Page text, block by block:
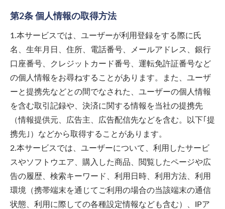
第2条 個人情報の取得方法
1.本サービスでは、ユーザーが利用登録をする際に氏
名、生年月日、住所、電話番号、メールアドレス、銀行
口座番号、クレジットカード番号、運転免許証番号など
の個人情報をお尋ねすることがあります。また、ユーザ
ーと提携先などとの間でなされた、ユーザーの個人情報
を含む取引記録や、決済に関する情報を当社の提携先
（情報提供元、広告主、広告配信先などを含む。以下｢提
携先｣）などから取得することがあります。
2.本サービスでは、ユーザーについて、利用したサービ
スやソフトウエア、購入した商品、閲覧したページや広
告の履歴、検索キーワード、利用日時、利用方法、利用
環境（携帯端末を通じてご利用の場合の当該端末の通信
状態、利用に際しての各種設定情報なども含む）、IPア